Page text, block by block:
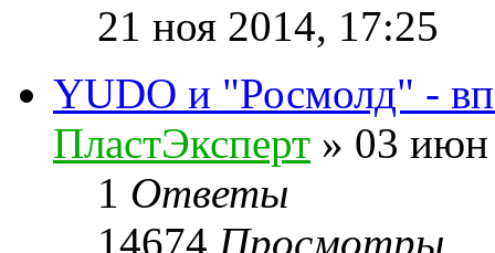
21 ноя 2014, 17:25
YUDO и "Росмолд" -
ПластЭксперт » 03 июн
1 Ответы
14674 Просмотры